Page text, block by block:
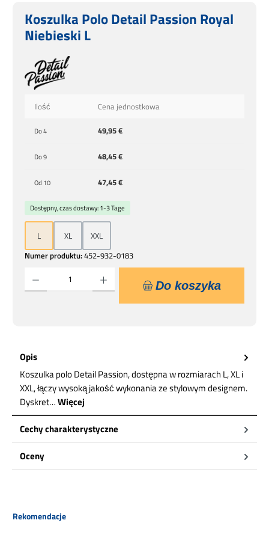
Koszulka Polo Detail Passion Royal
Niebieski L
Ilość Cena jednostkowa
Do4 49,95 €
Do9 48,45 €
Od 10 47,45 €
Numer produktu:452-932-0183
Dostępny, czas dostawy: 1-3 Tage
L XL XXL
Do koszyka
Opis
Koszulka polo Detail Passion, dostępna w rozmiarach L, XL i
XXL, łączy wysoką jakość wykonania ze stylowym designem.
Dyskret…Więcej
Cechy charakterystyczne
Oceny
Pomiń galerię produktów
Rekomendacje